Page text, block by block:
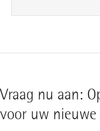
Vraag nu aan:
voor uw